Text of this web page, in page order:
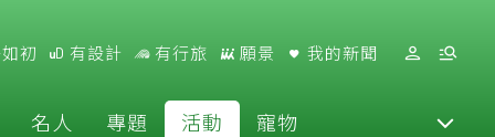
初 有設計 有行旅 願景 我的新聞
名人 專題 活動 寵物